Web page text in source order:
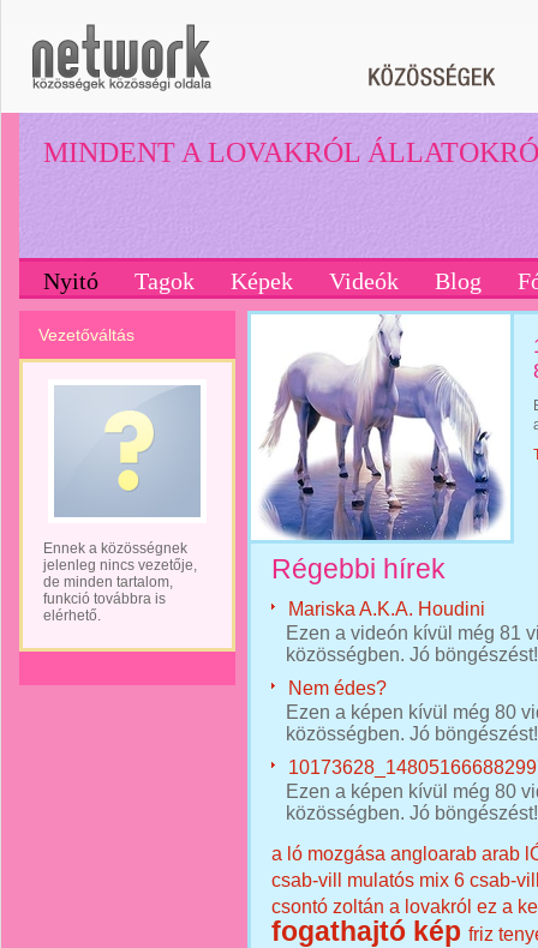
MINDENT A LOVAKRÓL
Nyitó Tagok Képek Videók Blog
Vezetőváltás
Ennek a közösségnek
jelenleg nincs vezetője,
de minden tartalom,
funkció továbbra is
elérhető.
Régebbi hírek
Mariska A.K.A. Houdini
Ezen a videón kívül még 81
közösségben. Jó böngészést!
Nem édes?
Ezen a képen kívül még 80
közösségben. Jó böngészést!
Ezen a képen kívül még 80
közösségben. Jó böngészést!
a ló mozgása angloarab arab
csab-vill mulatós mix 6 csab-
csontó zoltán a lovakról ez a
fogathajtó kép friz